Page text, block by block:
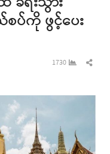
ကို ဖွင့်ပေး
1730